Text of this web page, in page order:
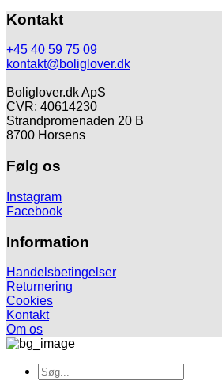
vare
flere
varianter.
Mulighederne
kan
vælges
på
varesiden
Kontakt
+45 40 59 75 09
kontakt@boliglover.dk
Boliglover.dk ApS
CVR: 40614230
Strandpromenaden 20 B
8700 Horsens
Følg os
Instagram
Facebook
Information
Handelsbetingelser
Returnering
Cookies
Kontakt
Om os
Søg
efter: